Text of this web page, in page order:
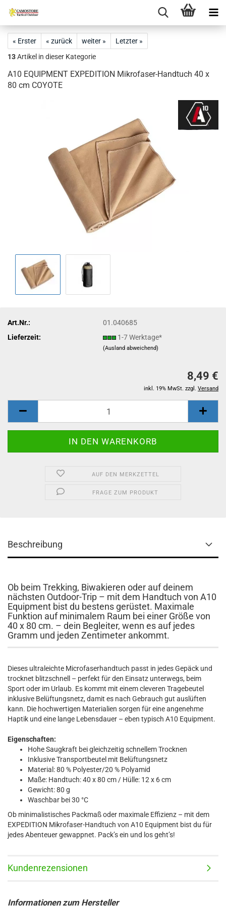
« Erster « zurück weiter »
Letzter »
13Artikel in dieser Kategorie
A10 EQUIPMENT EXPEDITION Mikrofaser-Handtuch 40 x
80 cm COYOTE
Art.Nr.:
01.040685
Lieferzeit:
1-7 Werktage*
(Ausland abweichend)
8,49 €
inkl. 19% MwSt. zzgl. Versand
AUF DEN MERKZETTEL
FRAGE ZUM PRODUKT
Beschreibung
Ob beim Trekking, Biwakieren oder auf deinem
nächsten Outdoor-Trip – mit dem Handtuch von A10
Equipment bist du bestens gerüstet. Maximale
Funktion auf minimalem Raum bei einer Größe von
40 x 80 cm. – dein Begleiter, wenn es auf jedes
Gramm und jeden Zentimeter ankommt.
Dieses ultraleichte Microfaserhandtuch passt in jedes Gepäck und
trocknet blitzschnell – perfekt für den Einsatz unterwegs, beim
Sport oder im Urlaub. Es kommt mit einem cleveren Tragebeutel
inklusive Belüftungsnetz, damit es nach Gebrauch gut auslüften
kann. Die hochwertigen Materialien sorgen für eine angenehme
Haptik und eine lange Lebensdauer – eben typisch A10 Equipment.
Eigenschaften:
Hohe Saugkraft bei gleichzeitig schnellem Trocknen
Inklusive Transportbeutel mit Belüftungsnetz
Material: 80 % Polyester/20 % Polyamid
Maße: Handtuch: 40 x 80 cm / Hülle: 12 x 6 cm
Gewicht: 80 g
Waschbar bei 30 °C
Ob minimalistisches Packmaß oder maximale Effizienz – mit dem
EXPEDITION Mikrofaser-Handtuch von A10 Equipment bist du für
jedes Abenteuer gewappnet. Pack’s ein und los geht’s!
Kundenrezensionen